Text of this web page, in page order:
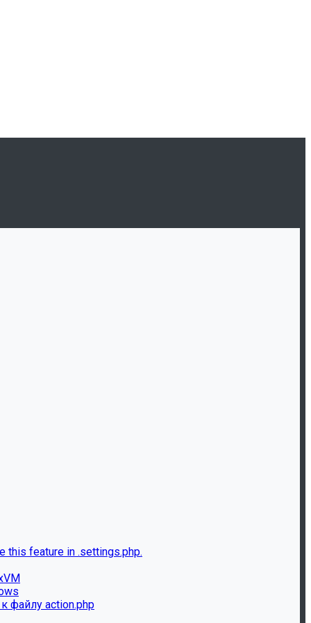
this feature in .settings.php.
файлу action.php